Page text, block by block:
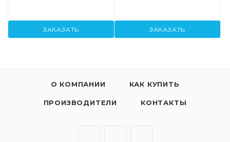
ЗАКАЗАТЬ ЗАКАЗАТЬ
О КОМПАНИИ КАК КУПИТЬ
ПРОИЗВОДИТЕЛИ КОНТАКТЫ